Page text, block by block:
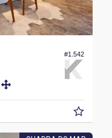
#1.542